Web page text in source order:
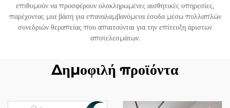
επιθυμούν να προσφέρουν ολοκληρωμένες αισθητικές υπηρεσίες,
παρέχοντας μια βάση για επαναλαμβανόμενα έσοδα μέσω πολλαπλών
συνεδριών θεραπείας που απαιτούνται για την επίτευξη άριστων
αποτελεσμάτων.
Δημοφιλή προϊόντα